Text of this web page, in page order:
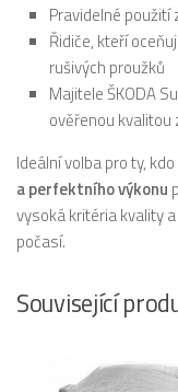
Pravidelné
Řidiče, kteří
rušivých proužků
Majitele ŠKODA
ověřenou kvalitou
Ideální volba pro ty,
a perfektního výkonu
vysoká kritéria kvality
počasí.
Související